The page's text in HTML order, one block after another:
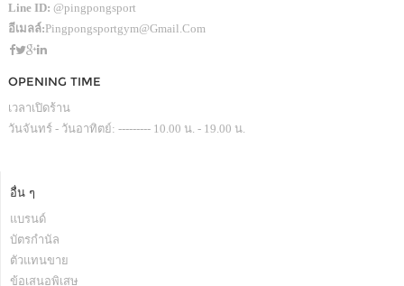
Line ID: @pingpongsport
อีเมลล์:Pingpongsportgym@gmail.com
OPENING TIME
เวลาเปิดร้าน
วันจันทร์ - วันอาทิตย์: --------- 10.00 น. - 19.00 น.
อื่น ๆ
แบรนด์
บัตรกำนัล
ตัวแทนขาย
ข้อเสนอพิเสษ